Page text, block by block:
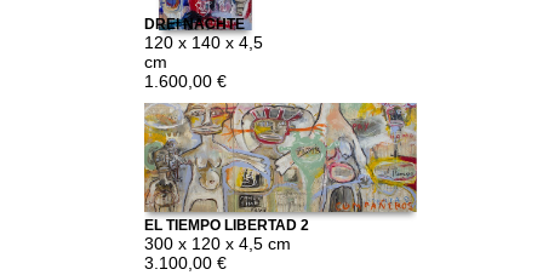
DREI NÄCHTE
BARCELONA
120 x 140 x 4,5
cm
1.600,00 €
EL TIEMPO LIBERTAD 2
300 x 120 x 4,5 cm
3.100,00 €